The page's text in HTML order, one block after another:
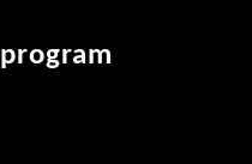
program